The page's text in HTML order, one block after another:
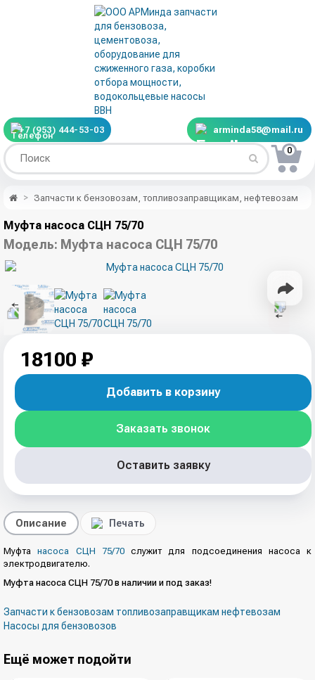
+7 (953) 444-53-03 arminda58@mail.ru
0
Запчасти к бензовозам, топливозаправщикам, нефтевозам
Муфта насоса СЦН 75/70
Модель: Муфта насоса СЦН 75/70
18100 ₽
Добавить в корзину
Заказать звонок
Оставить заявку
Описание Печать
Муфтанасоса СЦН 75/70служит для подсоединения насоса к
электродвигателю.
Муфта насоса СЦН 75/70 в наличии и под заказ!
Запчасти к бензовозам топливозаправщикам нефтевозам
Насосы для бензовозов
Ещё может подойти